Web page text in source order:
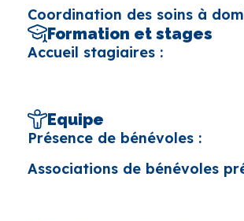
Coordination des soins à
Formation et stages
Accueil stagiaires :
Equipe
Présence de bénévoles :
Associations de bénévoles